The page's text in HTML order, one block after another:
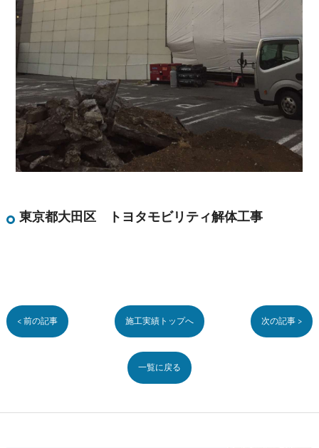
東京都大田区 トヨタモビリティ解体工事
< 前の記事 施工実績トップへ 次の記事 >
一覧に戻る